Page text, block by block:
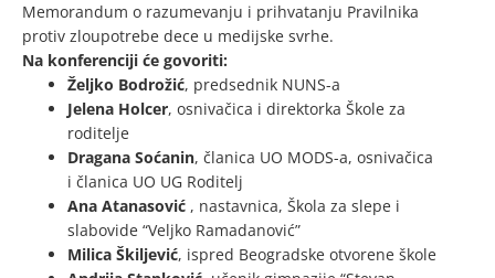
Memorandum o razumevanju i prihvatanju Pravilnika
protiv zloupotrebe dece u medijske svrhe.
Na konferenciji će govoriti:
Željko Bodrožić, predsednik NUNS-a
Jelena Holcer, osnivačica i direktorka Škole za
roditelje
Dragana Soćanin, članica UO MODS-a, osnivačica
i članica UO UG Roditelj
Ana Atanasović , nastavnica, Škola za slepe i
slabovide “Veljko Ramadanović”
Milica Škiljević, ispred Beogradske otvorene škole